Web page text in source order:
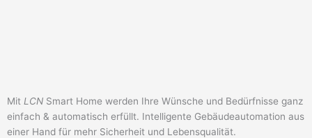
Mit LCN Smart Home werden Ihre Wünsche und Bedürfnisse ganz
einfach & automatisch erfüllt. Intelligente Gebäudeautomation aus
einer Hand für mehr Sicherheit und Lebensqualität.